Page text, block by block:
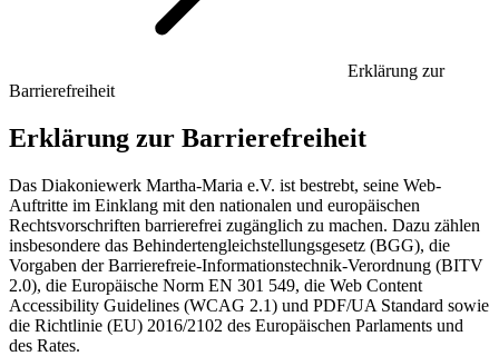
Erklärung zur
Barrierefreiheit
Erklärung zur Barrierefreiheit
Das Diakoniewerk Martha-Maria e.V. ist bestrebt, seine Web-
Auftritte im Einklang mit den nationalen und europäischen
Rechtsvorschriften barrierefrei zugänglich zu machen. Dazu zählen
insbesondere das Behindertengleichstellungsgesetz (BGG), die
Vorgaben der Barrierefreie-Informationstechnik-Verordnung (BITV
2.0), die Europäische Norm EN 301 549, die Web Content
Accessibility Guidelines (WCAG 2.1) und PDF/UA Standard sowie
die Richtlinie (EU) 2016/2102 des Europäischen Parlaments und
des Rates.